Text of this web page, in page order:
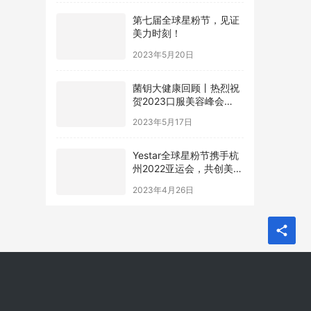
美力时刻！
贺2023口服美容峰会
&CBE美容博览会圆满落
2023年5月17日
州2022亚运会，共创美力
新纪元！
2023年4月26日